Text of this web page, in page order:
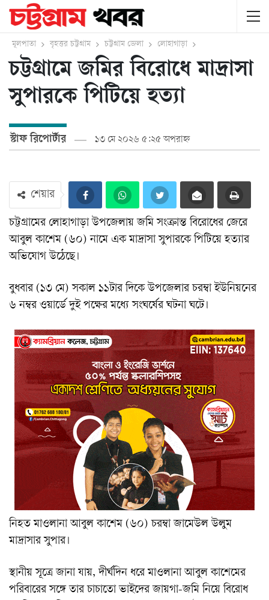
মূলপাতা বৃহত্তর চট্টগ্রাম চট্টগ্রাম জেলা লোহাগাড়া
চট্টগ্রামে জমির বিরোধে মাদ্রাসা
সুপারকে পিটিয়ে হত্যা
স্টাফ রিপোর্টার ১৩ মে ২০২৬ ৫:২৫ অপরাহ্ন
শেয়ার
চট্টগ্রামের লোহাগাড়া উপজেলায় জমি সংক্রান্ত বিরোধের জেরে
আবুল কাশেম (৬০) নামে এক মাদ্রাসা সুপারকে পিটিয়ে হত্যার
অভিযোগ উঠেছে।
বুধবার (১৩ মে) সকাল ১১টার দিকে উপজেলার চরম্বা ইউনিয়নের
৬ নম্বর ওয়ার্ডে দুই পক্ষের মধ্যে সংঘর্ষের ঘটনা ঘটে।
নিহত মাওলানা আবুল কাশেম (৬০) চরম্বা জামেউল উলুম
মাদ্রাসার সুপার।
স্থানীয় সূত্রে জানা যায়, দীর্ঘদিন ধরে মাওলানা আবুল কাশেমের
পরিবারের সঙ্গে তার চাচাতো ভাইদের জায়গা-জমি নিয়ে বিরোধ